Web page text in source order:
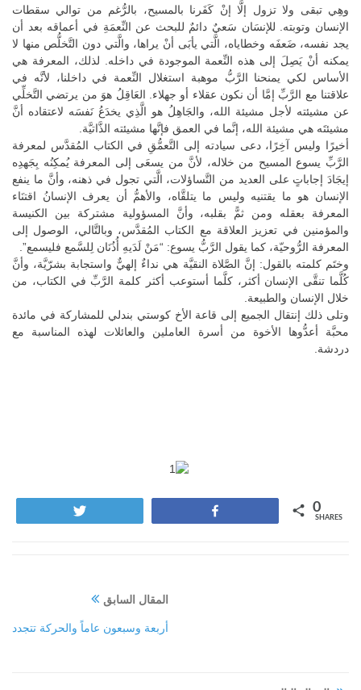
وهِي تبقى ولا تزول إلَّا إنْ كَفَرنا بالمسيح، بالرُّغم من توالي سقطات
الإنسان وتوبته. للإنسَان سَعيٌ دائمٌ للبحث عن النِّعمَةِ في أعماقه بعد أن
يجد نفسه، ضَعفَه وخطاياه، الَّتي يأبَى أنْ يراها، والَّتي دون التَّخلُّص منها لا
يمكنه أنْ يَصِلَ إلى هذه النِّعمة الموجودة في داخله. لذلك، المعرفة هي
الأساس لكي يمنحنا الرَّبُّ موهبة استغلال النِّعمة في داخلنا، لأنَّه في
علاقتنا مع الرَّبِّ إمَّا أن نكون عقلاء أو جهلاء. العَاقِلُ هوَ من يرتضي التَّخلِّي
عن مشيئته لأجل مشيئة الله، والجَاهِلُ هو الَّذِي يخدَعُ نَفسَه لاعتقاده أنَّ
مشيئتَه هي مشيئة الله، إنَّما في العمق فإنَّها مشيئته الذَّاتيَّة.
أخيرًا وليس آخِرًا، دعى سيادته إلى التَّعمُّقِ في الكتاب المُقدَّس لمعرفة
الرَّبِّ يسوع المسيح من خلاله، لأنَّ من يسعَى إلى المعرفة يُمكِنُه بِجَهدِه
إيجَادَ إجاباتٍ على العديد من التَّساؤلات، الَّتي تجول في ذهنه، وأنَّ ما ينفع
الإنسان هو ما يقتنيه وليس ما يتلقَّاه، والأهمُّ أن يعرف الإنسانُ اقتنَاء
المعرفة بعقله ومن ثمًّ بقلبه، وأنَّ المسؤولية مشتركة بين الكنيسة
والمؤمنين في تعزيز العلاقة مع الكتاب المُقدَّس، وبالتَّالي، الوصول إلى
المعرفة الرُّوحيّة، كما يقول الرَّبُّ يسوع: “مَنْ لَدَيهِ أُذُنَان لِلسَّمع فليسمع”.
وختَم كلمته بالقول: إنَّ الصَّلاة النقيَّة هي نداءٌ إلهيٌّ واستجابة بشرّيَّة، وأنَّ
كُلَّما تنقَّى الإنسان أكثر، كلَّما أستوعب أكثر كلمة الرَّبِّ في الكتاب، من
خلال الإنسان والطبيعة.
وتلى ذلك إنتقال الجميع إلى قاعة الأخ كوستي بندلي للمشاركة في مائدة
محبَّة أعدُّوها الأخوة من أسرة العاملين والعائلات لهذه المناسبة مع
دردشة.
0
SHARES
المقال السابق
أربعة وسبعون عاماً والحركة تتجدد